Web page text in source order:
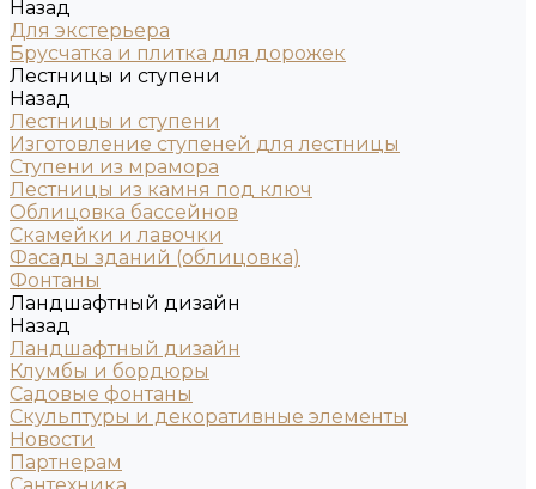
Назад
Для экстерьера
Брусчатка и плитка для дорожек
Лестницы и ступени
Назад
Лестницы и ступени
Изготовление ступеней для лестницы
Ступени из мрамора
Лестницы из камня под ключ
Облицовка бассейнов
Скамейки и лавочки
Фасады зданий (облицовка)
Фонтаны
Ландшафтный дизайн
Назад
Ландшафтный дизайн
Клумбы и бордюры
Садовые фонтаны
Скульптуры и декоративные элементы
Новости
Партнерам